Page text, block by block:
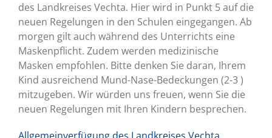
des Landkreises Vechta. Hier wird in Punkt 5 auf die
neuen Regelungen in den Schulen eingegangen. Ab
morgen gilt auch während des Unterrichts eine
Maskenpflicht. Zudem werden medizinische
Masken empfohlen. Bitte denken Sie daran, Ihrem
Kind ausreichend Mund-Nase-Bedeckungen (2-3 )
mitzugeben. Wir würden uns freuen, wenn Sie die
neuen Regelungen mit Ihren Kindern besprechen.